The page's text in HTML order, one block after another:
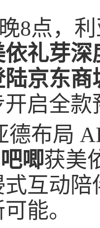
8点，
依礼芽
京东
开启全款
德布局
唧获美
互动
能。